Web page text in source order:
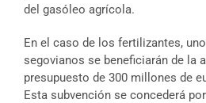
del gasóleo agrícola.
En el caso de los fertilizantes,
segovianos se beneficiarán de la
presupuesto de 300 millones de
Esta subvención se concederá